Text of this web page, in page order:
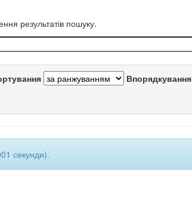
результатів пошуку.
Впорядкування
секунди).